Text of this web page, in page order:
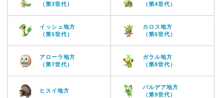
（第3世代）
（第4世代）
イッシュ地方
（第5世代）
カロス地方
（第6世代）
アローラ地方
（第7世代）
ガラル地方
（第8世代）
ヒスイ地方
パルデア地方
（第9世代）